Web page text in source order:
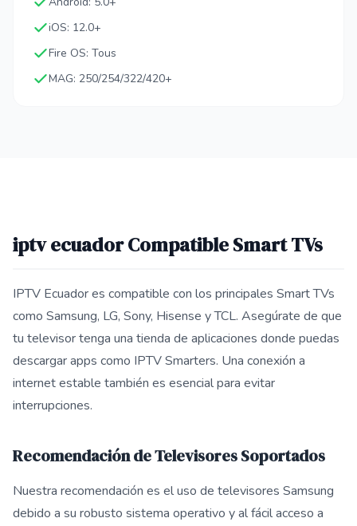
iOS: 12.0+
Fire OS: Tous
MAG: 250/254/322/420+
iptv ecuador Compatible Smart TVs
IPTV Ecuador es compatible con los principales Smart TVs
como Samsung, LG, Sony, Hisense y TCL. Asegúrate de que
tu televisor tenga una tienda de aplicaciones donde puedas
descargar apps como IPTV Smarters. Una conexión a
internet estable también es esencial para evitar
interrupciones.
Recomendación de Televisores Soportados
Nuestra recomendación es el uso de televisores Samsung
debido a su robusto sistema operativo y al fácil acceso a